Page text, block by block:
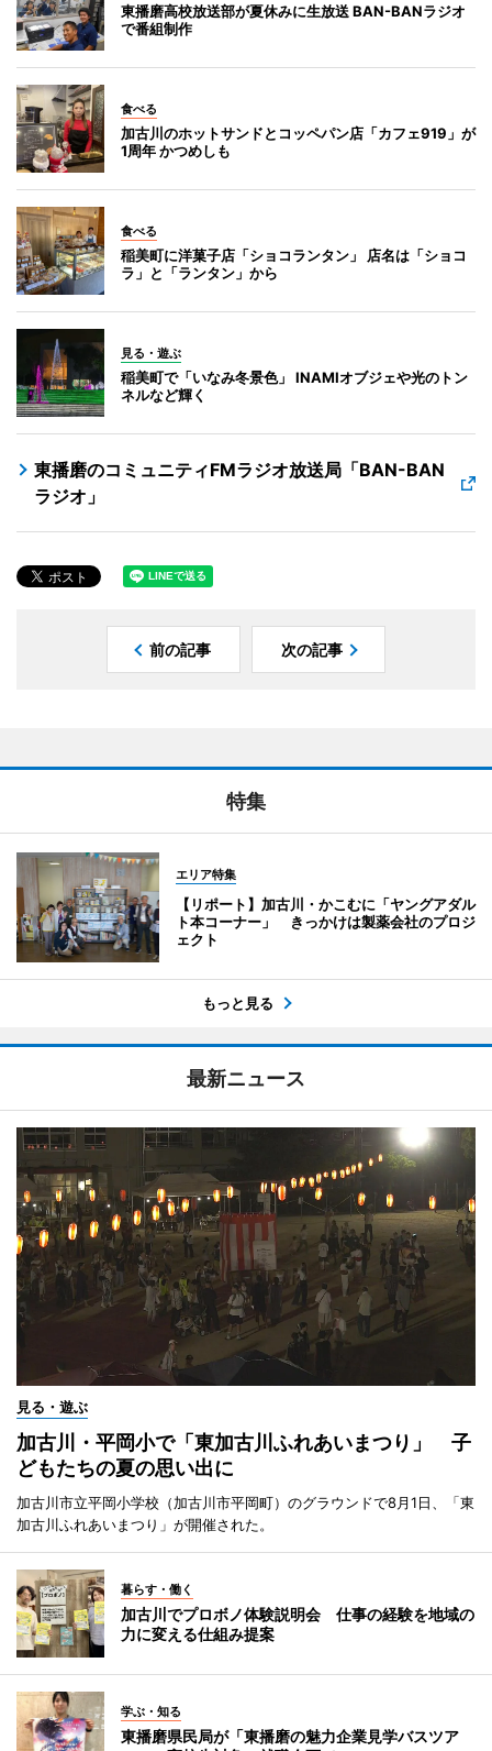
東播磨高校放送部が夏休みに生放送 BAN-BANラジオ
で番組制作
食べる
加古川のホットサンドとコッペパン店「カフェ919」が
1周年 かつめしも
食べる
稲美町に洋菓子店「ショコランタン」 店名は「ショコ
ラ」と「ランタン」から
見る・遊ぶ
稲美町で「いなみ冬景色」 INAMIオブジェや光のトン
ネルなど輝く
東播磨のコミュニティFMラジオ放送局「BAN-BAN
ラジオ」
前の記事 次の記事
特集
エリア特集
【リポート】加古川・かこむに「ヤングアダル
ト本コーナー」 きっかけは製薬会社のプロジ
ェクト
もっと見る
最新ニュース
見る・遊ぶ
加古川・平岡小で「東加古川ふれあいまつり」 子
どもたちの夏の思い出に
加古川市立平岡小学校（加古川市平岡町）のグラウンドで8月1日、「東
加古川ふれあいまつり」が開催された。
暮らす・働く
加古川でプロボノ体験説明会 仕事の経験を地域の
力に変える仕組み提案
学ぶ・知る
東播磨県民局が「東播磨の魅力企業見学バスツア